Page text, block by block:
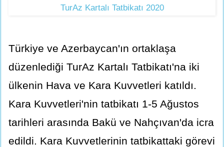
TurAz Kartalı Tatbikatı 2020
Türkiye ve Azerbaycan'ın ortaklaşa
düzenlediği TurAz Kartalı Tatbikatı'na iki
ülkenin Hava ve Kara Kuvvetleri katıldı.
Kara Kuvvetleri'nin tatbikatı 1-5 Ağustos
tarihleri arasında Bakü ve Nahçıvan'da icra
edildi. Kara Kuvvetlerinin tatbikattaki görevi